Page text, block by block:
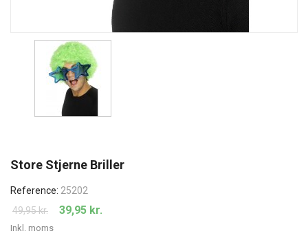
Store Stjerne Briller
Reference: 25202
49,95 kr.
39,95 kr.
Inkl. moms